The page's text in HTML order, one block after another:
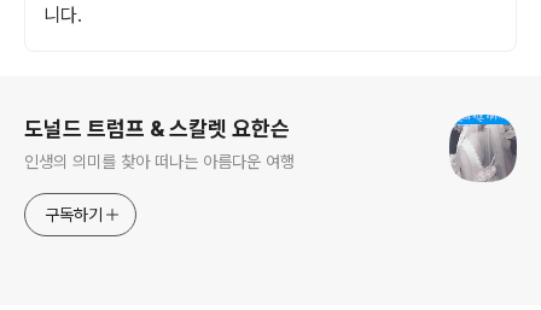
니다.
도널드 트럼프 & 스칼렛 요한슨
인생의 의미를 찾아 떠나는 아름다운 여행
구독하기